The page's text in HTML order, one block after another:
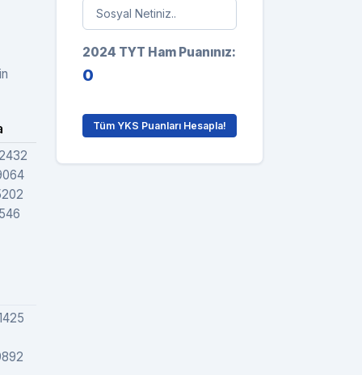
2024 TYT Ham Puanınız:
0
Tüm YKS Puanları Hesapla!